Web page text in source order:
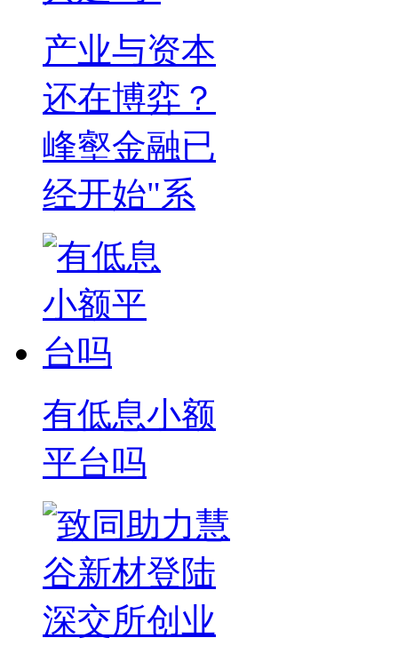
产业与资本
还在博弈？
峰壑金融已
经开始"系
有低息小额
平台吗